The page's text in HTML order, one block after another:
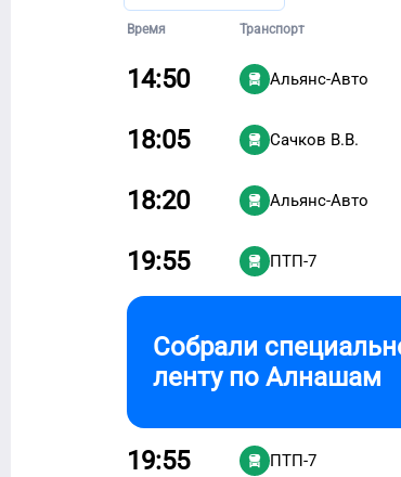
Время Транспорт
14:50 Альянс-Авто
18:05 Сачков В.В.
18:20 Альянс-Авто
19:55 ПТП-7
Собрали
ленту по Алнашам
19:55 ПТП-7